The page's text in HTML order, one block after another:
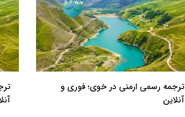
ترجمه رسمی ارمنی در خوی؛ فوری و
آنلاین